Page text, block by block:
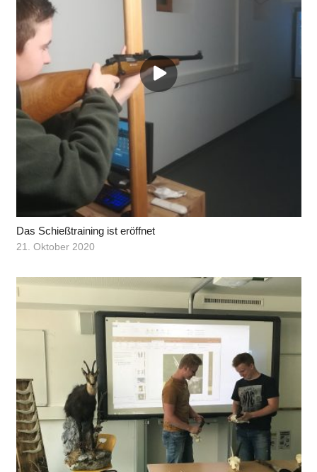
Das Schießtraining ist eröffnet
21. Oktober 2020